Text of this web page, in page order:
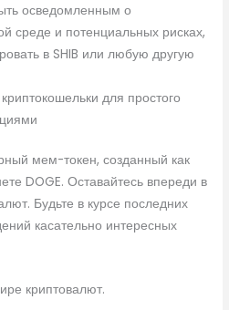
осведомленным о
среде и потенциальных рисках,
в SHIB или любую другую
для простого
мем-токен, созданный как
DOGE. Оставайтесь впереди в
Будьте в курсе последних
касательно интересных
криптовалют.